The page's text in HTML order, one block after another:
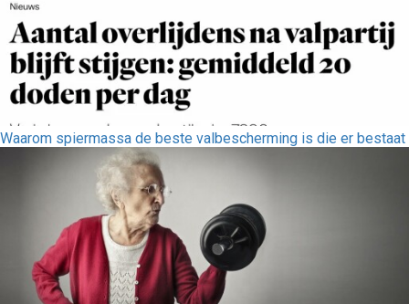
Waarom spiermassa de beste valbescherming is die er bestaat